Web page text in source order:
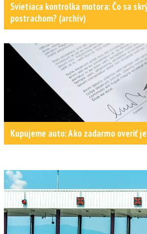
Svietiaca kontrolka motora: Čo sa
postrachom? (archív)
Kupujeme auto: Ako zadarmo overiť